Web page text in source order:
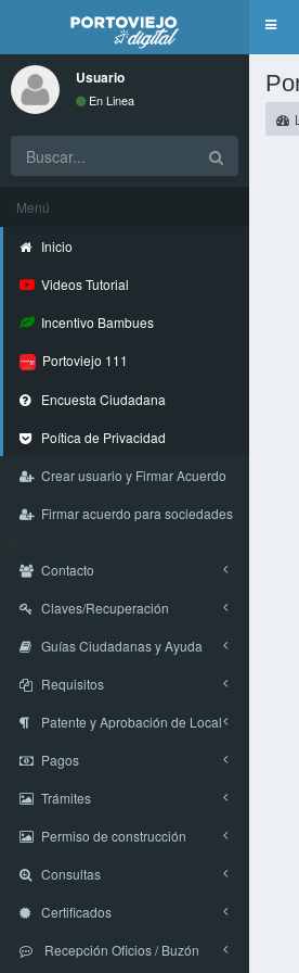
Usuario
En Linea
Menú
Inicio
Videos Tutorial
Incentivo Bambues
Portoviejo 111
Encuesta Ciudadana
Poítica de Privacidad
Crear usuario y Firmar Acuerdo
Firmar acuerdo para sociedades
Contacto
Claves/Recuperación
Guías Ciudadanas y Ayuda
Requisitos
Patente y Aprobación de Local
Pagos
Trámites
Permiso de construcción
Consultas
Certificados
Recepción Oficios / Buzón